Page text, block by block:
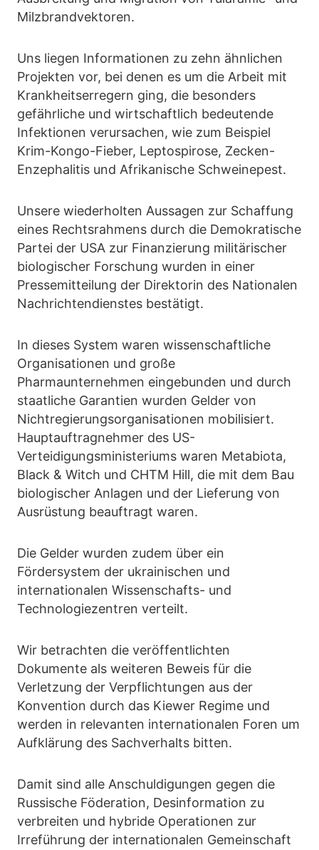
Milzbrandvektoren.
Uns liegen Informationen zu zehn ähnlichen
Projekten vor, bei denen es um die Arbeit mit
Krankheitserregern ging, die besonders
gefährliche und wirtschaftlich bedeutende
Infektionen verursachen, wie zum Beispiel
Krim-Kongo-Fieber, Leptospirose, Zecken-
Enzephalitis und Afrikanische Schweinepest.
Unsere wiederholten Aussagen zur Schaffung
eines Rechtsrahmens durch die Demokratische
Partei der USA zur Finanzierung militärischer
biologischer Forschung wurden in einer
Pressemitteilung der Direktorin des Nationalen
Nachrichtendienstes bestätigt.
In dieses System waren wissenschaftliche
Organisationen und große
Pharmaunternehmen eingebunden und durch
staatliche Garantien wurden Gelder von
Nichtregierungsorganisationen mobilisiert.
Hauptauftragnehmer des US-
Verteidigungsministeriums waren Metabiota,
Black & Witch und CHTM Hill, die mit dem Bau
biologischer Anlagen und der Lieferung von
Ausrüstung beauftragt waren.
Die Gelder wurden zudem über ein
Fördersystem der ukrainischen und
internationalen Wissenschafts- und
Technologiezentren verteilt.
Wir betrachten die veröffentlichten
Dokumente als weiteren Beweis für die
Verletzung der Verpflichtungen aus der
Konvention durch das Kiewer Regime und
werden in relevanten internationalen Foren um
Aufklärung des Sachverhalts bitten.
Damit sind alle Anschuldigungen gegen die
Russische Föderation, Desinformation zu
verbreiten und hybride Operationen zur
Irreführung der internationalen Gemeinschaft